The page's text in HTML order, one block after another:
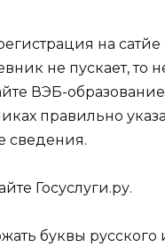
на сатйе
не пускает, то
ВЭБ-
правильно
сведения.
Госуслуги.ру.
буквы русского